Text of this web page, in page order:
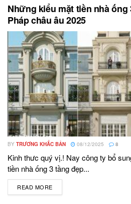
Những kiểu mặt tiền nhà
Pháp châu âu 2025
BY TRƯƠNG KHẮC BẢN 08/12/2025 8
Kinh thưc quý vị.! Nay công ty bổ
tiền nhà ống 3 tầng đẹp...
READ MORE